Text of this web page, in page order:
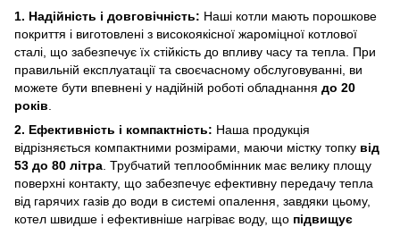
1. Надійність і довговічність: Наші котли мають порошкове
покриття і виготовлені з високоякісної жароміцної котлової
сталі, що забезпечує їх стійкість до впливу часу та тепла. При
правильній експлуатації та своєчасному обслуговуванні, ви
можете бути впевнені у надійній роботі обладнання до 20
років
2. Ефективність і компактність: Наша продукція
відрізняється компактними розмірами, маючи містку топку від
53 до 80 літра . Трубчатий теплообмінник має велику площу
поверхні контакту, що забезпечує ефективну передачу тепла
від гарячих газів до води в системі опалення, завдяки цьому,
котел швидше і ефективніше нагріває воду, що підвищує